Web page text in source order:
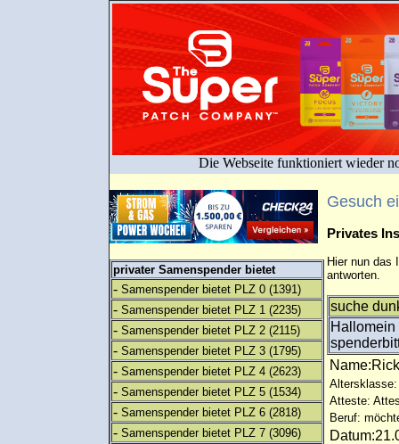
Die Webseite funktioniert wieder
privater Samenspender bietet
- Samenspender bietet PLZ 0 (1391)
- Samenspender bietet PLZ 1 (2235)
- Samenspender bietet PLZ 2 (2115)
- Samenspender bietet PLZ 3 (1795)
- Samenspender bietet PLZ 4 (2623)
- Samenspender bietet PLZ 5 (1534)
- Samenspender bietet PLZ 6 (2818)
- Samenspender bietet PLZ 7 (3096)
Gesuch
Privates
Hier nun das
antworten.
suche
Atteste:
Beruf: